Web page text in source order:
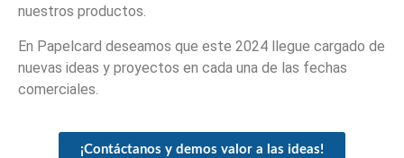
nuestros productos.
En Papelcard deseamos que este 2024 llegue cargado de
nuevas ideas y proyectos en cada una de las fechas
comerciales.
¡Contáctanos y demos valor a las ideas!